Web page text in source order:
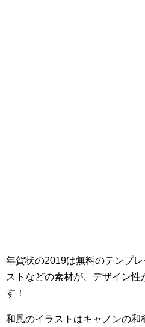
年賀状の2019は無料のテンプ
ストなどの素材が、デザイン性
す！
和風のイラストはキャノンの和